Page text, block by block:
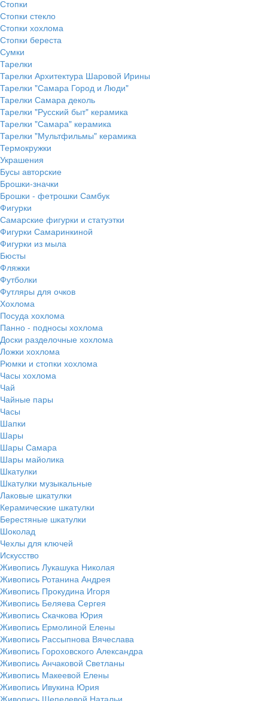
Стопки
Стопки стекло
Стопки хохлома
Стопки береста
Сумки
Тарелки
Тарелки Архитектура Шаровой Ирины
Тарелки "Самара Город и Люди"
Тарелки Самара деколь
Тарелки "Русский быт" керамика
Тарелки "Самара" керамика
Тарелки "Мультфильмы" керамика
Термокружки
Украшения
Бусы авторские
Брошки-значки
Брошки - фетрошки Самбук
Фигурки
Самарские фигурки и статуэтки
Фигурки Самаринкиной
Фигурки из мыла
Бюсты
Фляжки
Футболки
Футляры для очков
Хохлома
Посуда хохлома
Панно - подносы хохлома
Доски разделочные хохлома
Ложки хохлома
Рюмки и стопки хохлома
Часы хохлома
Чай
Чайные пары
Часы
Шапки
Шары
Шары Самара
Шары майолика
Шкатулки
Шкатулки музыкальные
Лаковые шкатулки
Керамические шкатулки
Берестяные шкатулки
Шоколад
Чехлы для ключей
Искусство
Живопись Лукашука Николая
Живопись Ротанина Андрея
Живопись Прокудина Игоря
Живопись Беляева Сергея
Живопись Скачкова Юрия
Живопись Ермолиной Елены
Живопись Рассыпнова Вячеслава
Живопись Гороховского Александра
Живопись Анчаковой Светланы
Живопись Макеевой Елены
Живопись Ивукина Юрия
Живопись Шепелевой Натальи